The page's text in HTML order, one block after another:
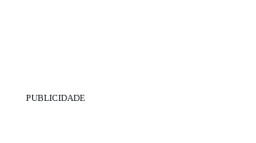
PUBLICIDADE